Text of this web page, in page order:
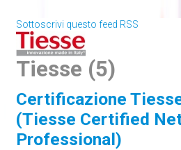
Sottoscrivi questo feed RSS
Tiesse (5)
Certificazione
(Tiesse Certified
Professional)